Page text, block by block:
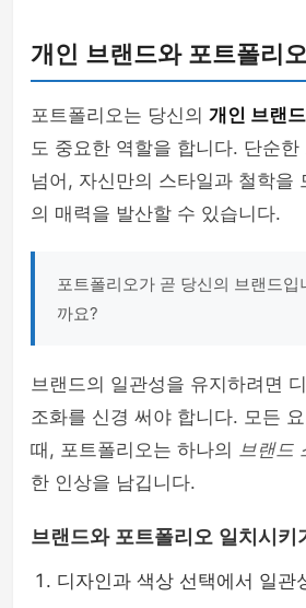
개인 브랜드와 포트폴리
포트폴리오는 당신의 개인 브랜드
도 중요한 역할을 합니다. 단순한
넘어, 자신만의 스타일과 철학을
의 매력을 발산할 수 있습니다.
포트폴리오가 곧 당신의 브랜드입
까요?
브랜드의 일관성을 유지하려면
조화를 신경 써야 합니다. 모든
때, 포트폴리오는 하나의 브랜드
한 인상을 남깁니다.
브랜드와 포트폴리오 일치시키
디자인과 색상 선택에서 일관